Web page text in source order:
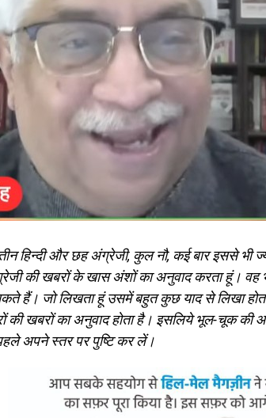
हिन्दी और छह अंग्रेजी, कुल नौ, कई बार इससे भी
की खबरों के खास अंशों का अनुवाद करता हूं। वह
हैं। जो लिखता हूं उसमें बहुत कुछ याद से लिखा
की खबरों का अनुवाद होता है। इसलिये भूल-चूक
अपने स्तर पर पुष्टि कर लें।